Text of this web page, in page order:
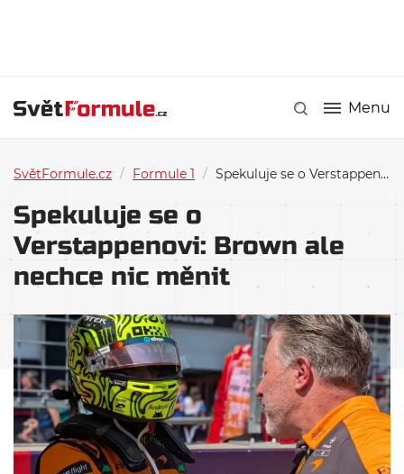
Menu
SvětFormule.cz / Formule 1 / Spekuluje se o Verstappenovi: Brown ale nechce nic měnit
Spekuluje se o
Verstappenovi: Brown ale
nechce nic měnit